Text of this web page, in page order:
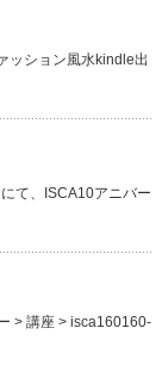
ッション風水kindle出
て、ISCA10アニバー
> 講座> isca160160-